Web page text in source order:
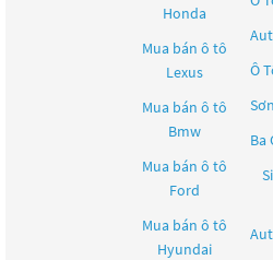
Honda
Mua bán ô tô
Lexus
Mua bán ô tô
Bmw
Mua bán ô tô
Ford
Mua bán ô tô
Hyundai
Ô
Ba